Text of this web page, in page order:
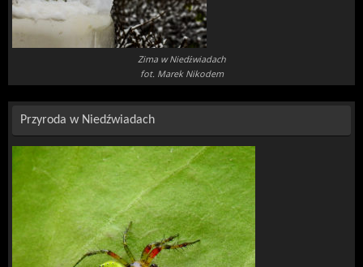
Zima w Niedźwiadach
fot. Marek Nikodem
Przyroda w Niedźwiadach